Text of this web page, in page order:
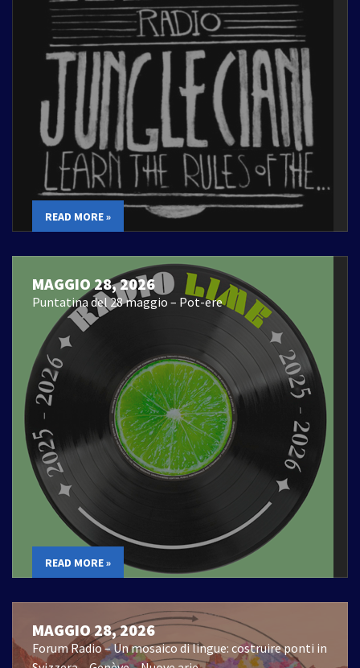
READ MORE »
MAGGIO 28, 2026
Puntatina del 28 maggio – Pot-ere
READ MORE »
MAGGIO 28, 2026
Forum Radio – Un mosaico di lingue: costruire ponti in